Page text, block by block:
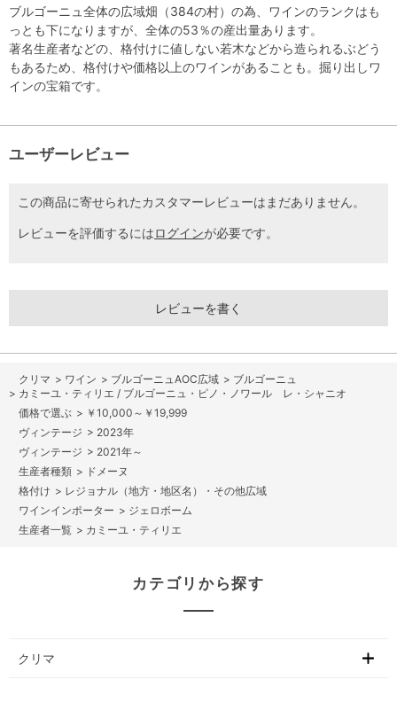
ブルゴーニュ全体の広域畑（384の村）の為、ワインのランクはも
っとも下になりますが、全体の53％の産出量あります。
著名生産者などの、格付けに値しない若木などから造られるぶどう
もあるため、格付けや価格以上のワインがあることも。掘り出しワ
インの宝箱です。
ユーザーレビュー
この商品に寄せられたカスタマーレビューはまだありません。
レビューを評価するにはログインが必要です。
レビューを書く
> ワイン > ブルゴーニュAOC広域 > ブルゴーニュ
> カミーユ・ティリエ / ブルゴーニュ・ピノ・ノワール レ・シャニオ
> ￥10,000～￥19,999
> 2023年
> 2021年～
> ドメーヌ
> レジョナル（地方・地区名）・その他広域
> ジェロボーム
> カミーユ・ティリエ
カテゴリから探す
クリマ